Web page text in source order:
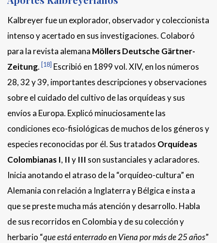
Kalbreyer fue un explorador, observador y coleccionista
intenso y acertado en sus investigaciones. Colaboró
para la revista alemana MöllersDeutsche Gärtner-
Zeitung. [18] Escribió en 1899 vol. XIV, en los números
28, 32 y 39, importantes descripciones y observaciones
sobre el cuidado del cultivo de las orquídeas y sus
envíos a Europa. Explicó minuciosamente las
condiciones eco-fisiológicas de muchos de los géneros y
especies reconocidas por él. Sus tratados Orquídeas
Colombianas I, IIy III son sustanciales y aclaradores.
Inicia anotando el atraso de la “orquídeo-cultura” en
Alemania con relación a Inglaterra y Bélgica e insta a
que se preste mucha más atención y desarrollo. Habla
de sus recorridos en Colombia y de su colección y
herbario “que está enterrado en Viena por más de 25 años”